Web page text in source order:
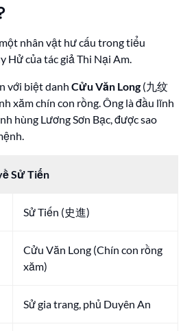
nhân vật hư cấu trong tiểu
Hử của tác giả Thi Nại Am.
với biệt danhCửu Văn Long (九纹
xăm chín con rồng. Ông là đầu lĩnh
hùng Lương Sơn Bạc, được sao
Sử Tiến
Sử Tiến (史進)
Cửu Văn Long (Chín con rồng
xăm)
Sử gia trang, phủ Duyên An